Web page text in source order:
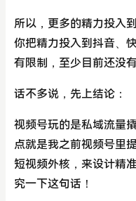
所以，更多的精力投入
你把精力投入到抖音、
有限制，至少目前还没有
话不多说，先上结论：
视频号玩的是私域流量
点就是我之前视频号里
短视频外核，来设计精
究一下这句话！